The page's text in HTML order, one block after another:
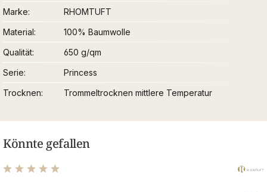
Marke
RHOMTUFT
Material
100% Baumwolle
Qualität
650 g/qm
Serie
Princess
Trocknen
Trommeltrocknen mittlere Temperatur
Könnte gefallen